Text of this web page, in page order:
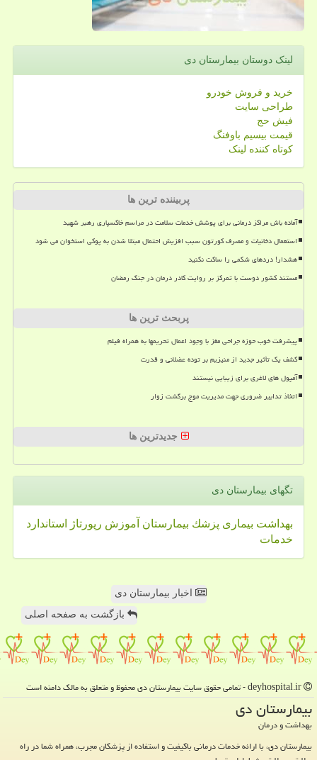
لینک دوستان بیمارستان دی
خرید و فروش خودرو
طراحی سایت
فیش حج
قیمت بیسیم باوفنگ
کوتاه کننده لینک
پربیننده ترین ها
آماده باش مراکز درمانی برای پوشش خدمات سلامت در مراسم خاکسپاری رهبر شهید
استعمال دخانیات و مصرف کورتون سبب افزیش احتمال مبتلا شدن به پوکی استخوان می شود
هشدار! دردهای شکمی را ساکت نکنید
مستند کشور دوست با تمرکز بر روایت کادر درمان در جنگ رمضان
پربحث ترین ها
پیشرفت خوب حوزه جراحی مغز با وجود اعمال تحریمها به همراه فیلم
کشف یک تأثیر جدید از منیزیم بر توده عضلانی و قدرت
آمپول های لاغری برای زیبایی نیستند
اتخاذ تدابیر ضروری جهت مدیریت موج برگشت زوار
جدیدترین ها
تگهای بیمارستان دی
بهداشت بیماری پزشك بیمارستان آموزش رپورتاژ
استاندارد
خدمات
اخبار بیمارستان دی
بازگشت به صفحه اصلی
بیمارستان دی
بهداشت و درمان
بیمارستان دی، با ارائه خدمات درمانی باکیفیت و استفاده از پزشکان مجرب، همراه شما در راه